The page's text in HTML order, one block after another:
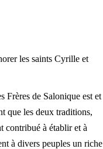
les saints Cyrille et
Frères de Salonique est et
que les deux traditions,
contribué à établir et à
à divers peuples un riche